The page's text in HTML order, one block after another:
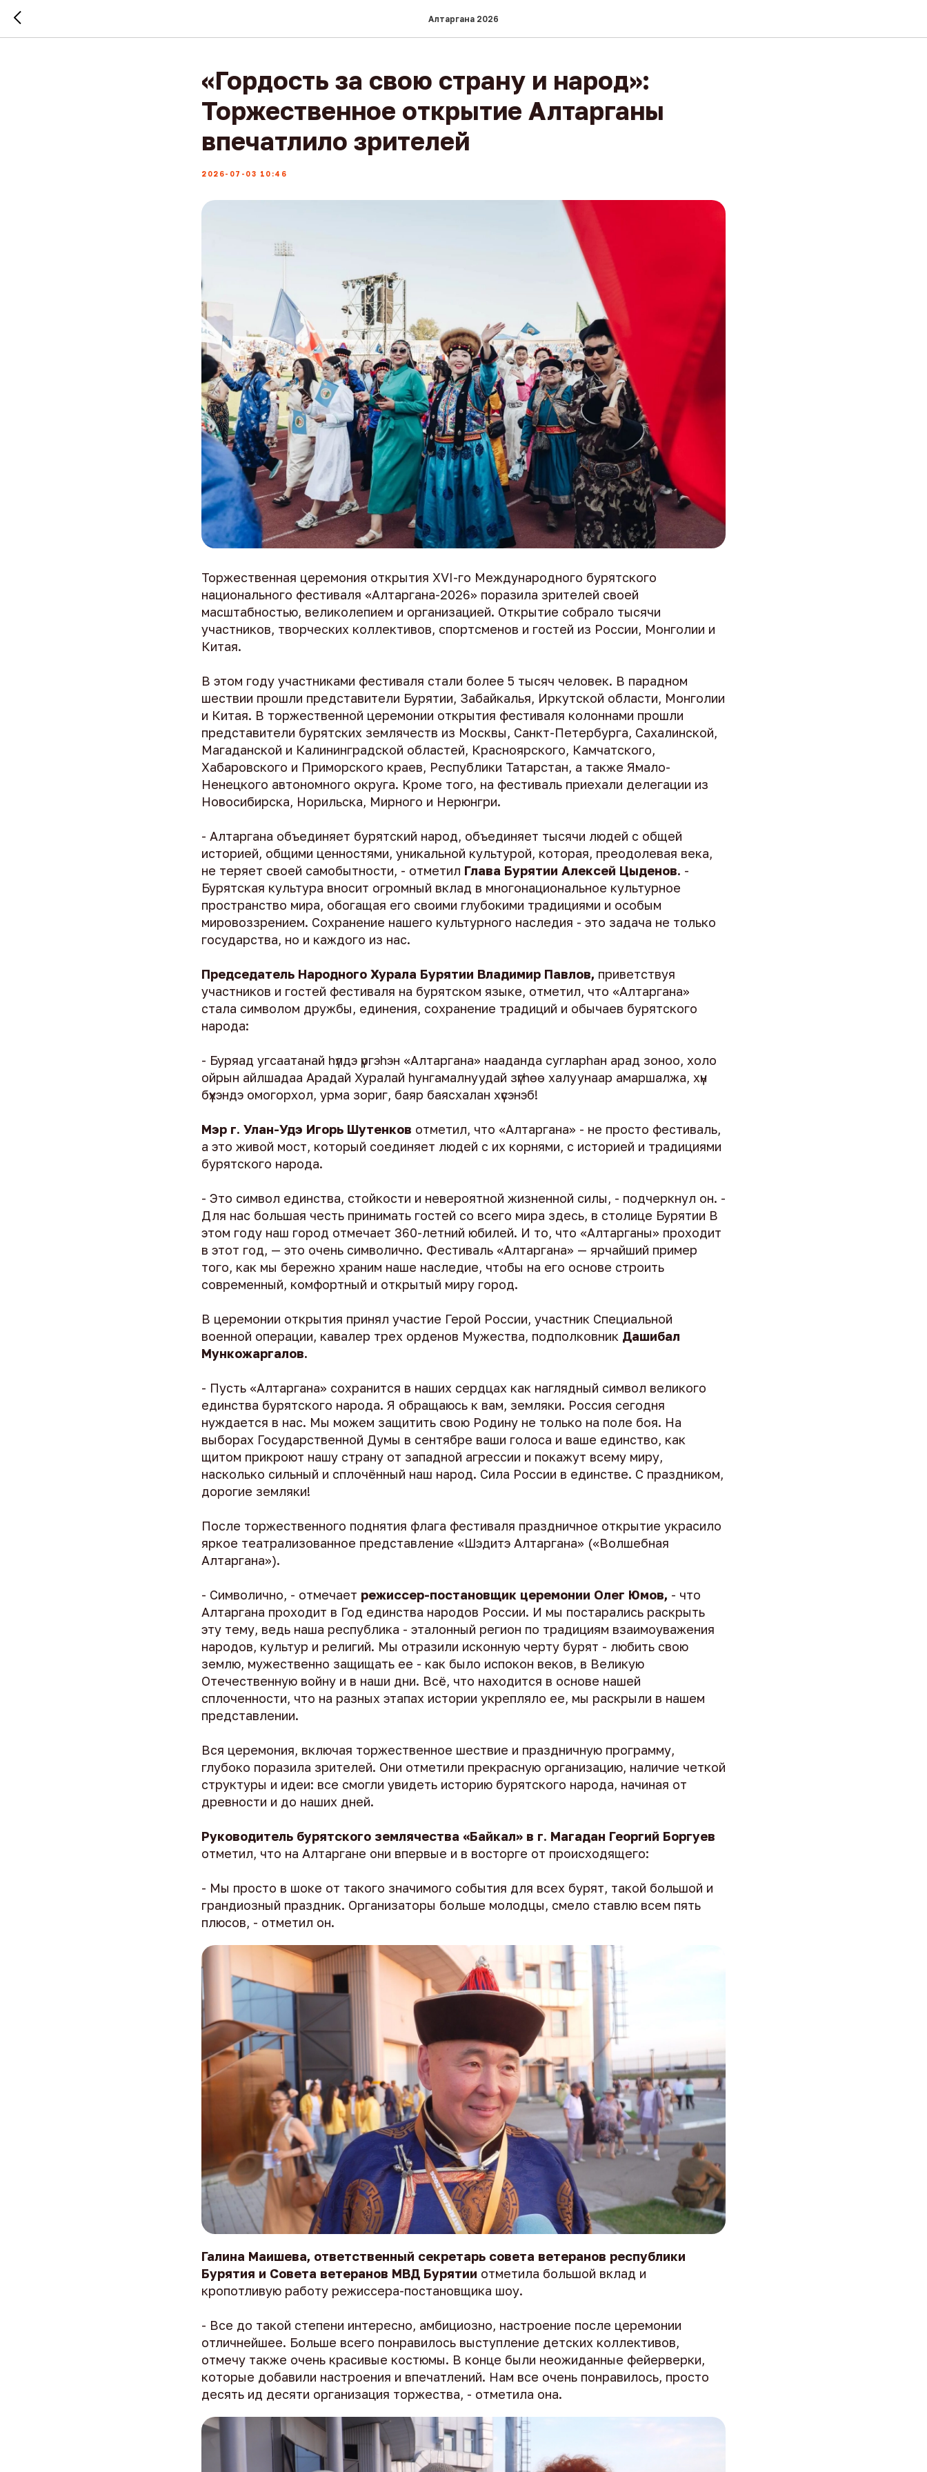
Алтаргана 2026
«Гордость за свою страну и народ»:
Торжественное открытие Алтарганы
впечатлило зрителей
2026-07-03 10:46
Торжественная церемония открытия XVI-го Международного бурятского
национального фестиваля «Алтаргана-2026» поразила зрителей своей
масштабностью, великолепием и организацией. Открытие собрало тысячи
участников, творческих коллективов, спортсменов и гостей из России, Монголии и
Китая.
В этом году участниками фестиваля стали более 5 тысяч человек. В парадном
шествии прошли представители Бурятии, Забайкалья, Иркутской области, Монголии
и Китая. В торжественной церемонии открытия фестиваля колоннами прошли
представители бурятских землячеств из Москвы, Санкт-Петербурга, Сахалинской,
Магаданской и Калининградской областей, Красноярского, Камчатского,
Хабаровского и Приморского краев, Республики Татарстан, а также Ямало-
Ненецкого автономного округа. Кроме того, на фестиваль приехали делегации из
Новосибирска, Норильска, Мирного и Нерюнгри.
- Алтаргана объединяет бурятский народ, объединяет тысячи людей с общей
историей, общими ценностями, уникальной культурой, которая, преодолевая века,
не теряет своей самобытности, - отметил Глава Бурятии Алексей Цыденов. -
Бурятская культура вносит огромный вклад в многонациональное культурное
пространство мира, обогащая его своими глубокими традициями и особым
мировоззрением. Сохранение нашего культурного наследия - это задача не только
государства, но и каждого из нас.
Председатель Народного Хурала Бурятии Владимир Павлов, приветствуя
участников и гостей фестиваля на бурятском языке, отметил, что «Алтаргана»
стала символом дружбы, единения, сохранение традиций и обычаев бурятского
народа:
- Буряад угсаатанай hүлдэ үргэhэн «Алтаргана» нааданда сугларhан арад зоноо, холо
ойрын айлшадаа Арадай Хуралай hунгамалнуудай зүгhөө халуунаар амаршалжа, хүн
бүхэндэ омогорхол, урма зориг, баяр баясхалан хүсэнэб!
Мэр г. Улан-Удэ Игорь Шутенков отметил, что «Алтаргана» - не просто фестиваль,
а это живой мост, который соединяет людей с их корнями, с историей и традициями
бурятского народа.
- Это символ единства, стойкости и невероятной жизненной силы, - подчеркнул он. -
Для нас большая честь принимать гостей со всего мира здесь, в столице Бурятии В
этом году наш город отмечает 360-летний юбилей. И то, что «Алтарганы» проходит
в этот год, — это очень символично. Фестиваль «Алтаргана» — ярчайший пример
того, как мы бережно храним наше наследие, чтобы на его основе строить
современный, комфортный и открытый миру город.
В церемонии открытия принял участие Герой России, участник Специальной
военной операции, кавалер трех орденов Мужества, подполковник Дашибал
Мункожаргалов.
- Пусть «Алтаргана» сохранится в наших сердцах как наглядный символ великого
единства бурятского народа. Я обращаюсь к вам, земляки. Россия сегодня
нуждается в нас. Мы можем защитить свою Родину не только на поле боя. На
выборах Государственной Думы в сентябре ваши голоса и ваше единство, как
щитом прикроют нашу страну от западной агрессии и покажут всему миру,
насколько сильный и сплочённый наш народ. Сила России в единстве. С праздником,
дорогие земляки!
После торжественного поднятия флага фестиваля праздничное открытие украсило
яркое театрализованное представление «Шэдитэ Алтаргана» («Волшебная
Алтаргана»).
- Символично, - отмечает режиссер-постановщик церемонии Олег Юмов, - что
Алтаргана проходит в Год единства народов России. И мы постарались раскрыть
эту тему, ведь наша республика - эталонный регион по традициям взаимоуважения
народов, культур и религий. Мы отразили исконную черту бурят - любить свою
землю, мужественно защищать ее - как было испокон веков, в Великую
Отечественную войну и в наши дни. Всё, что находится в основе нашей
сплоченности, что на разных этапах истории укрепляло ее, мы раскрыли в нашем
представлении.
Вся церемония, включая торжественное шествие и праздничную программу,
глубоко поразила зрителей. Они отметили прекрасную организацию, наличие четкой
структуры и идеи: все смогли увидеть историю бурятского народа, начиная от
древности и до наших дней.
Руководитель бурятского землячества «Байкал» в г. Магадан Георгий Боргуев
отметил, что на Алтаргане они впервые и в восторге от происходящего:
- Мы просто в шоке от такого значимого события для всех бурят, такой большой и
грандиозный праздник. Организаторы больше молодцы, смело ставлю всем пять
плюсов, - отметил он.
Галина Маишева, ответственный секретарь совета ветеранов республики
Бурятия и Совета ветеранов МВД Бурятии отметила большой вклад и
кропотливую работу режиссера-постановщика шоу.
- Все до такой степени интересно, амбициозно, настроение после церемонии
отличнейшее. Больше всего понравилось выступление детских коллективов,
отмечу также очень красивые костюмы. В конце были неожиданные фейерверки,
которые добавили настроения и впечатлений. Нам все очень понравилось, просто
десять ид десяти организация торжества, - отметила она.